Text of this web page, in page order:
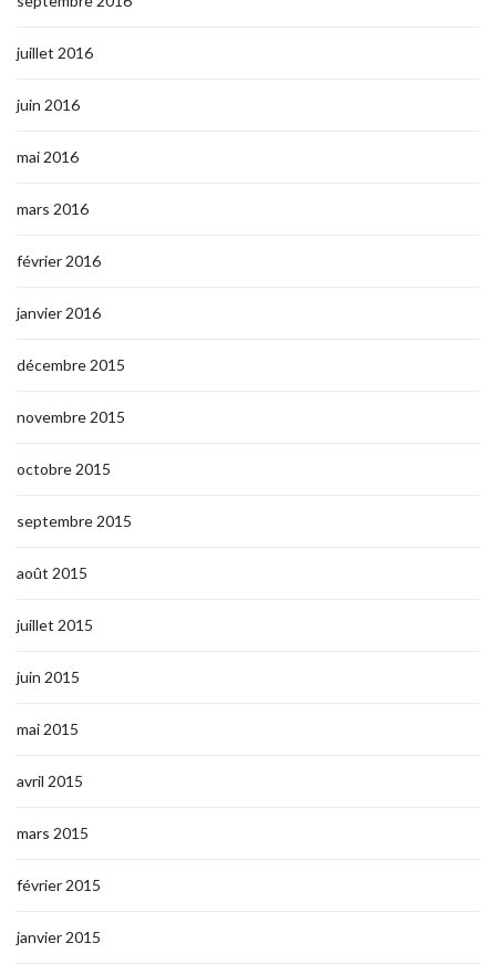
juillet 2016
juin 2016
mai 2016
mars 2016
février 2016
janvier 2016
décembre 2015
novembre 2015
octobre 2015
septembre 2015
août 2015
juillet 2015
juin 2015
mai 2015
avril 2015
mars 2015
février 2015
janvier 2015